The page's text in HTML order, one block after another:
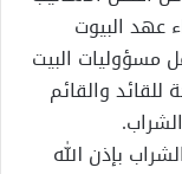
عهد البيوت
مسؤوليات البيت
والقائم
بإذن الله